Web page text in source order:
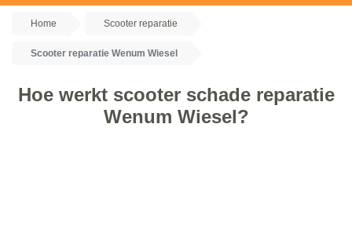
Home Scooter reparatie
Scooter reparatie Wenum Wiesel
Hoe werkt scooter schade reparatie
Wenum Wiesel?